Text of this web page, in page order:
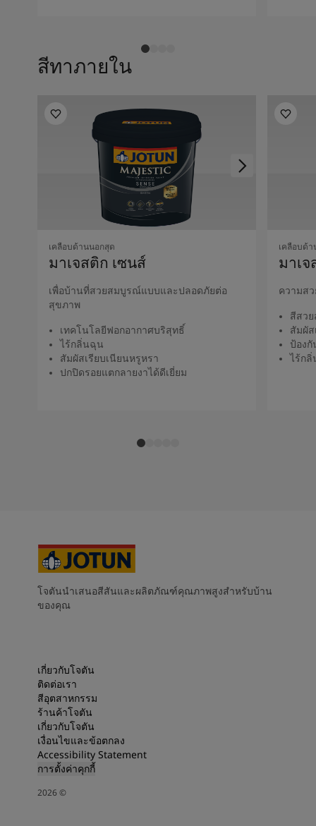
สีทาภายใน
เคลือบด้านนอกสุด
มาเจสติก เซนส์
เพื่อบ้านที่สวยสมบูรณ์แบบและปลอดภัยต่อ
สุขภาพ
เทคโนโลยีฟอกอากาศบริสุทธิ์
ไร้กลิ่นฉุน
สัมผัสเรียบเนียนหรูหรา
ปกปิดรอยแตกลายงาได้ดีเยี่ยม
เคลือบด้
มาเ
ความส
สีสว
สัมผั
ป้อง
ไร้กลิ่
โจตันนำเสนอสีสันและผลิตภัณฑ์คุณภาพสูงสำหรับบ้าน
ของคุณ
เกี่ยวกับโจตัน
ติดต่อเรา
สีอุตสาหกรรม
ร้านค้าโจตัน
เกี่ยวกับโจตัน
เงื่อนไขและข้อตกลง
Accessibility Statement
การตั้งค่าคุกกี้
2026©